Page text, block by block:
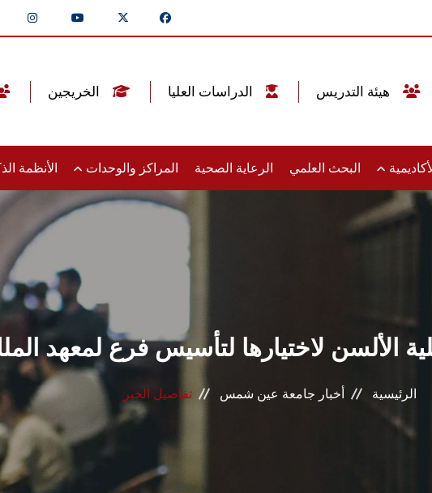
البحث العلمي الرعاية الصحية المراكز والوحدات الأنظمة
الألسن لاختيارها لتأسيس فرع لمعهد
الرئيسية أخبار جامعة عين شمس تفاصيل الخبر